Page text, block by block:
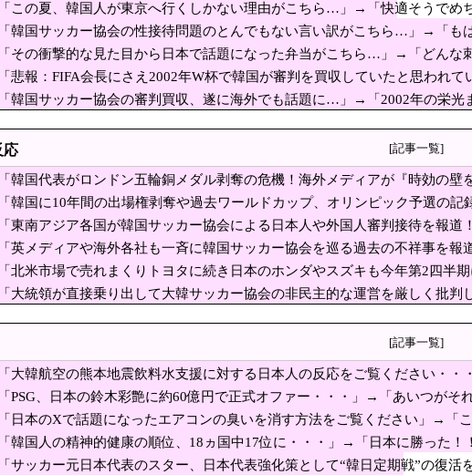
、離党報告&活動休止を宣言
ミスで女性患者を「植物状態」にしてしまう・・・
が東京へ行くしかない理由がこちら…」→「快適そうでめ
反応
史遺産や伝統が残ってない本当の理由がこちら・・・」
判、横浜駅西口で市民ら #高市小泉麻生めちゃくちゃじゃんニュースdeプロテスト
票者数の操作方法を指示…『数字合わせ』の組織的証拠を確保」
…中ロに備え「短距離戦術核」を検討！
、出産旅行を禁じる大統領令「米国籍取得を目的とした中
」と日本を舞台にした某アメリカ産アニメが話題に、日本
死傷者の情報を教えて！」 → 企業「個人情報は控えます！」 → 記「年代
」
された左翼さん、流石にキモすぎて炎上
チューバーによる「正義連の名誉毀損」認める
の販売開始、大人29,700円にｗｗｗｗｗｗｗｗｗ
活イベントの競争率が過去最高に」→「女性257倍、男性166倍…」
の様子がおかしい」
韓国の反応
この夏、韓国人が東京へ行くしかない理由がこちら…」→「快適そうでめ
ﾙ」＝韓国の反応
韓国サッカー協会の性接待問題のとんでもない言い訳がこちら…」→「も
韓国の反応
その衝撃的な見た目から日本で話題になった弁当がこちら…」→「どんな
ﾙ」＝韓国の反応
悲報：FIFA会長にさえ2002年W杯で韓国が審判を買収していたと思われて
反応
韓国サッカー協会の審判買収、遂に海外でも話題に…」→「2002年の栄光
応 [記事一覧]
韓国代表がロンドン五輪銅メダル剥奪の危機！海外メディアが『時効の壁
る』と報道！」
韓国に10年間の出場権剥奪や過去ワールドカップ、オリンピック予選の記
海外メディアが報道！」
東南アジア各国が韓国サッカー協会による日本人や外国人審判接待を報
キャンダル‥」
英メディアや海外各社も一斉に韓国サッカー協会を巡る過去の不祥事を報
機‥」
北米市場で売れまくりトヨタに続き日本のホンダやスズキも今年第2四半
「あまりにも見事なV字回復‥」
大統領が直接乗り出して大韓サッカー協会の非民主的な運営を厳しく批判
[記事一覧]
大韓航空の熊本地震飲料水支援に対する日本人の反応をご覧ください・・
PSG、日本の鈴木彩艶に約60億円で正式オファー・・・」→「あいつがそ
レギュラーとして出れるとは思わないけど、それでもやっぱり羨ましいね」
日本のXで話題になったエアコンの臭いを消す方法をご覧ください」→「こ
韓国人の精神的健康の順位、18ヵ国中17位に・・・」→「日本に勝った！
サッカー元日本代表のスター、日本代表強化策として“韓日定期戦”の復